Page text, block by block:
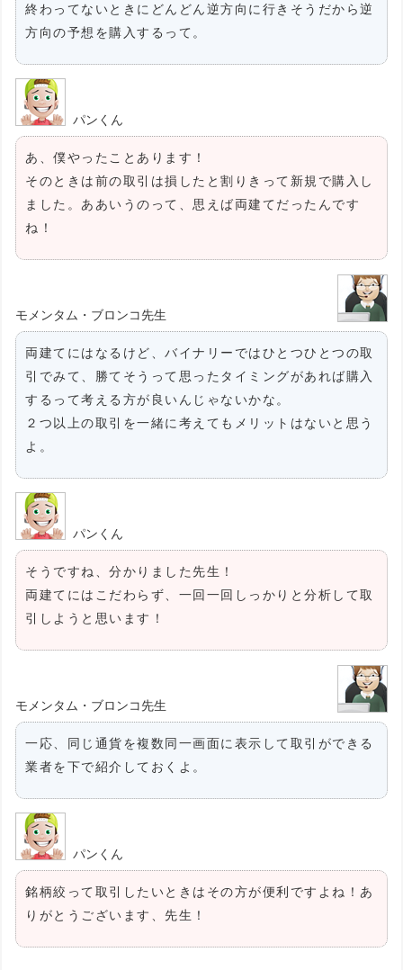
終わってないときにどんどん逆方向に行きそうだから逆
方向の予想を購入するって。
パンくん
あ、僕やったことあります！
そのときは前の取引は損したと割りきって新規で購入し
ました。ああいうのって、思えば両建てだったんです
ね！
モメンタム・ブロンコ先生
両建てにはなるけど、バイナリーではひとつひとつの取
引でみて、勝てそうって思ったタイミングがあれば購入
するって考える方が良いんじゃないかな。
２つ以上の取引を一緒に考えてもメリットはないと思う
よ。
パンくん
そうですね、分かりました先生！
両建てにはこだわらず、一回一回しっかりと分析して取
引しようと思います！
モメンタム・ブロンコ先生
一応、同じ通貨を複数同一画面に表示して取引ができる
業者を下で紹介しておくよ。
パンくん
銘柄絞って取引したいときはその方が便利ですよね！あ
りがとうございます、先生！